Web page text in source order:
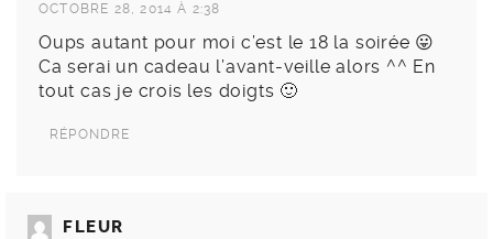
OCTOBRE 28, 2014 À 2:38
Oups autant pour moi c’est le 18 la soirée 😛
Ca serai un cadeau l’avant-veille alors ^^ En
tout cas je crois les doigts 🙂
RÉPONDRE
FLEUR